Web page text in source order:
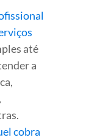
até
a
cobra